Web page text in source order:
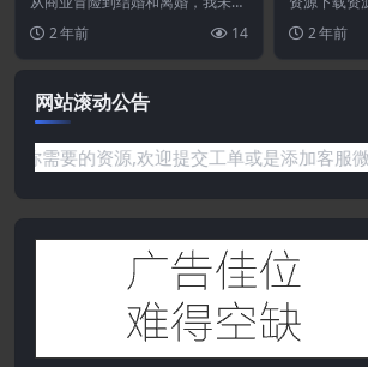
的自传体散文形式。
2 年前 14 2 年前
网站滚动公告
要的资源,欢迎提交工单或是添加客服微信